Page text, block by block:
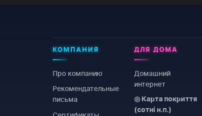
КОМПАНИЯ
Про компанию
Рекомендательные
письма
ДЛЯ ДОМА
Домашний
интернет
◎ Карта покриття
(сотні н.п.)